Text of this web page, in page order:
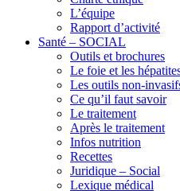
L’équipe
Rapport d’activité
Santé – SOCIAL
Outils et brochures
Le foie et les
Les outils non-
Ce qu’il faut savoir
Le traitement
Après le traitement
Infos nutrition
Recettes
Juridique – Social
Lexique médical